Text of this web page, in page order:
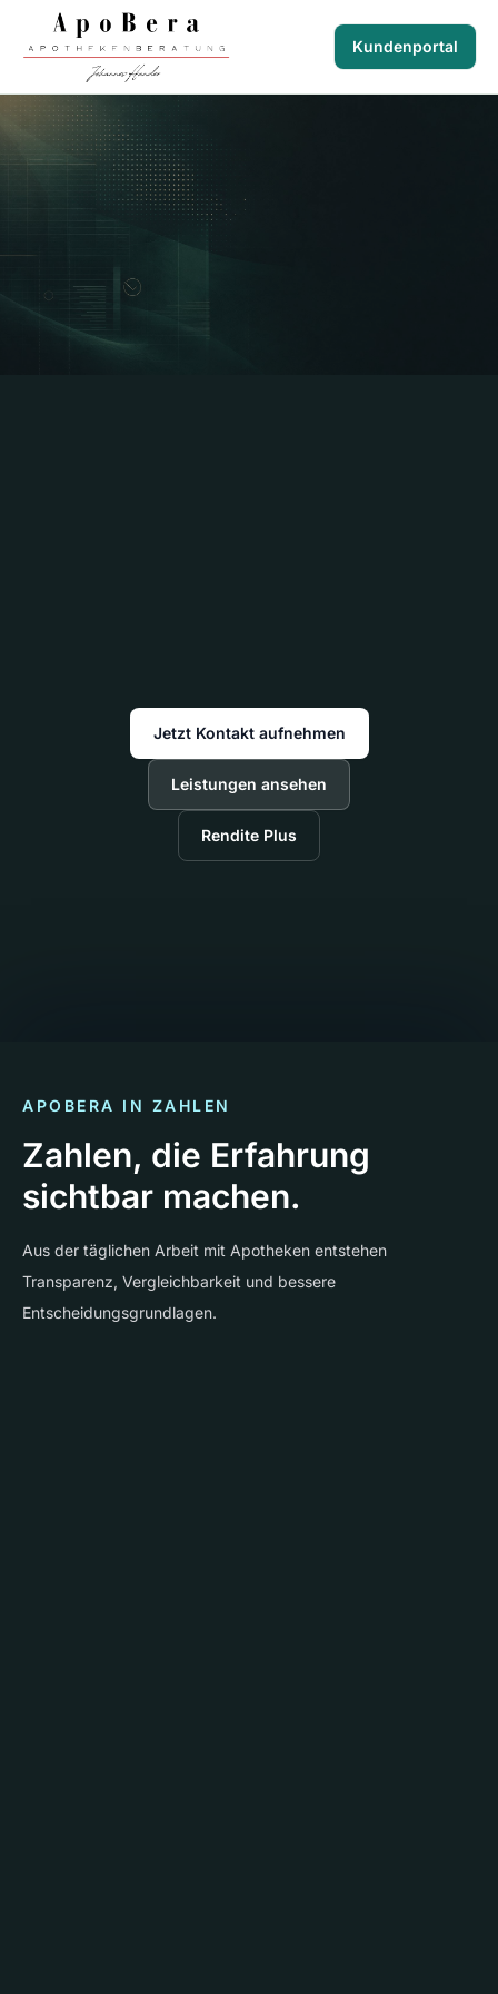
ApoBera
Kundenportal
Jetzt Kontakt aufnehmen
Leistungen ansehen
Rendite Plus
APOBERA IN ZAHLEN
Zahlen, die Erfahrung
sichtbar machen.
Aus der täglichen Arbeit mit Apotheken entstehen
Transparenz, Vergleichbarkeit und bessere
Entscheidungsgrundlagen.